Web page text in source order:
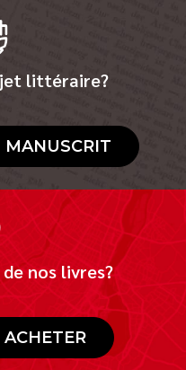
littéraire?
nos livres?